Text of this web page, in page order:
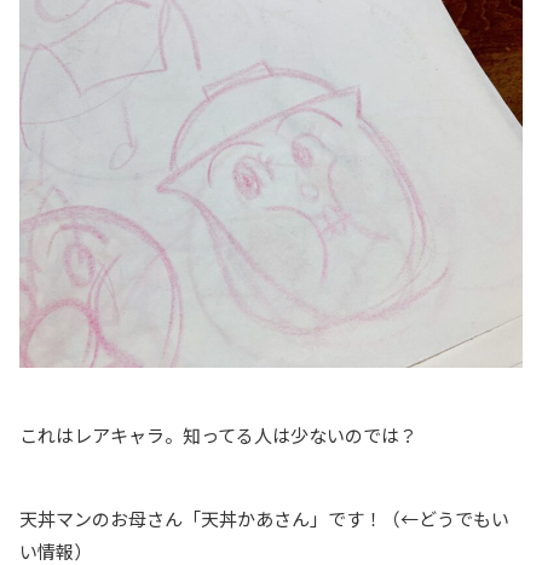
これはレアキャラ。知ってる人は少ないのでは？
天丼マンのお母さん「天丼かあさん」です！（←どうでもい
い情報）